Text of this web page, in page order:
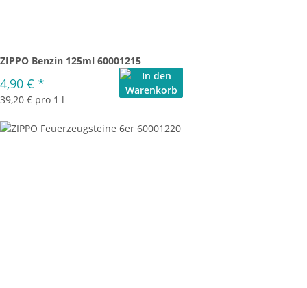
ZIPPO Benzin 125ml 60001215
4,90 € *
39,20 € pro 1 l